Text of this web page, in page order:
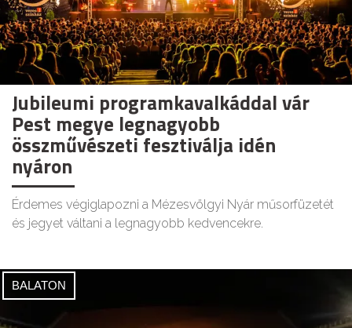
Jubileumi programkavalkáddal vár
Pest megye legnagyobb
összművészeti fesztiválja idén
nyáron
Érdemes végiglapozni a Mézesvölgyi Nyár műsorfüzetét
és jegyet váltani a legnagyobb kedvencekre.
BALATON